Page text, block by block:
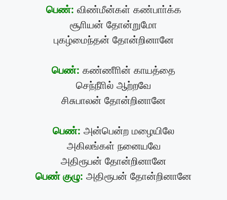
பெண்: விண்மீன்கள் கண்பாா்க்க
சூாியன் தோன்றுமோ
புகழ்மைந்தன் தோன்றினானே
பெண்: கண்ணீாின் காயத்தை
செந்நீாில் ஆற்றவே
சிசுபாலன் தோன்றினானே
பெண்: அன்பென்ற மழையிலே
அகிலங்கள் நனையவே
அதிரூபன் தோன்றினானே
பெண் குழு: அதிரூபன் தோன்றினானே